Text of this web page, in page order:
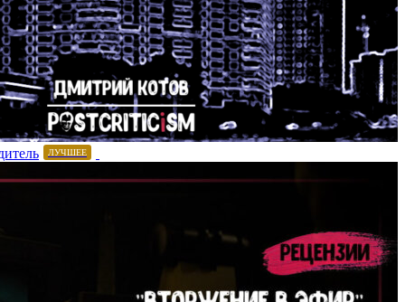
ЛУЧШЕЕ